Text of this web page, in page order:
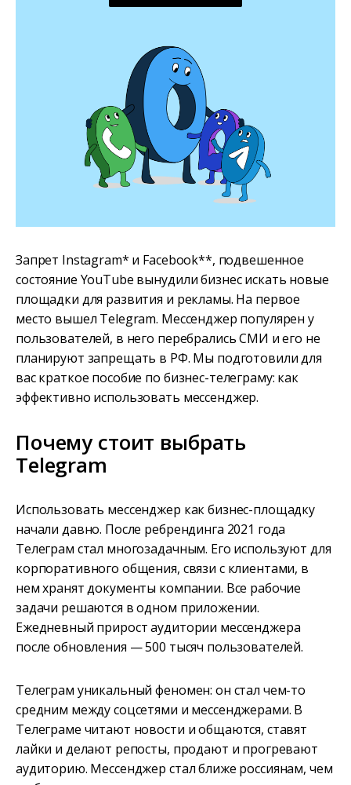
Запрет Instagram* и Facebook**, подвешенное
состояние YouTube вынудили бизнес искать новые
площадки для развития и рекламы. На первое
место вышел Telegram. Мессенджер популярен у
пользователей, в него перебрались СМИ и его не
планируют запрещать в РФ. Мы подготовили для
вас краткое пособие по бизнес-телеграму: как
эффективно использовать мессенджер.
Почему стоит выбрать
Telegram
Использовать мессенджер как бизнес-площадку
начали давно. После ребрендинга 2021 года
Телеграм стал многозадачным. Его используют для
корпоративного общения, связи с клиентами, в
нем хранят документы компании. Все рабочие
задачи решаются в одном приложении.
Ежедневный прирост аудитории мессенджера
после обновления — 500 тысяч пользователей.
Телеграм уникальный феномен: он стал чем-то
средним между соцсетями и мессенджерами. В
Телеграме читают новости и общаются, ставят
лайки и делают репосты, продают и прогревают
аудиторию. Мессенджер стал ближе россиянам, чем